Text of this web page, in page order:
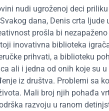
nudi ugroženoj deci
dana, Denis crta
prošla bi
inovativna biblioteka
prihvati, a biblioteku
ali i jedna od onih koje su
iz društva. Problemi sa
Mali broj njih pohađa
razvoju u ranom